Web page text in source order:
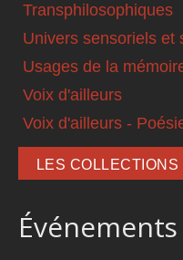
Transphilosophiques
Univers sensoriels et
Usages de la
Voix d'ailleurs
Voix d'ailleurs -
LES